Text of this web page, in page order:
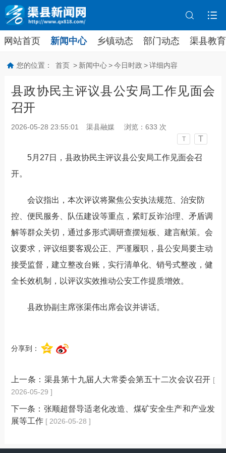
网站首页 新闻中心 乡镇动态 部门动态 渠县教育
您的位置： 首页 > 新闻中心 > 今日时政 > 详细内容
县政协民主评议县公安局工作见面会
召开
2026-05-28 23:55:01 渠县融媒 浏览： 633 次
T T
5月 27 日，县政协民主评议县公安局工作见面会召
开。
会议指出，本次评议将聚焦公安执法规范、治安防
控、便民服务、队伍建设等重点，紧盯反诈治理、矛盾调
解等群众关切，通过多形式调研查摆短板、建言献策。会
议要求，评议组要客观公正、严谨履职，县公安局要主动
接受监督，建立整改台账，实行清单化、销号式整改，健
全长效机制，以评议实效推动公安工作提质增效。
县政协副主席张渠伟出席会议并讲话。
分享到：
上一条： 渠县第十九届人大常委会第五十二次会议召开 [
2026-05-29 ]
下一条： 张顺超督导适老化改造、煤矿安全生产和产业发
展等工作 [ 2026-05-28 ]